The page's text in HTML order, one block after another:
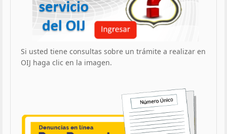
Si usted tiene consultas sobre un trámite a realizar en
OIJ haga clic en la imagen.